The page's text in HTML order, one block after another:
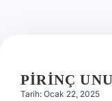
PIRINÇ
Tarih: Ocak 22, 2025